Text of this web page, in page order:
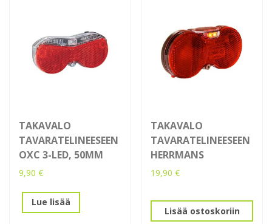
TAKAVALO
TAVARATELINEESEEN
OXC 3-LED, 50MM
9,90 €
Lue lisää
TAKAVALO
TAVARATELINEESEEN
HERRMANS
19,90€
Lisää ostoskoriin